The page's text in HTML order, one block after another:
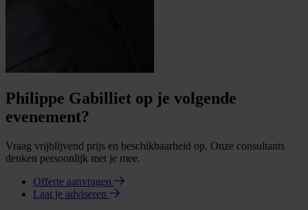
Philippe Gabilliet op je volgende
evenement?
Vraag vrijblijvend prijs en beschikbaarheid op. Onze consultants
denken persoonlijk met je mee.
Offerte aanvragen
Laat je adviseren